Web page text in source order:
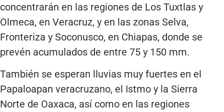
concentrarán en las regiones de Los Tuxtlas y
Olmeca, en Veracruz, y en las zonas Selva,
Fronteriza y Soconusco, en Chiapas, donde se
prevén acumulados de entre 75 y 150 mm.
También se esperan lluvias muy fuertes en el
Papaloapan veracruzano, el Istmo y la Sierra
Norte de Oaxaca, así como en las regiones